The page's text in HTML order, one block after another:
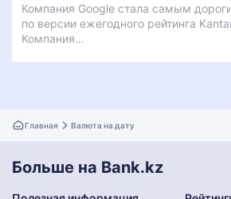
Компания Google стала самым
по версии ежегодного рейтинга
Компания…
Главная Валюта на дату
Больше на Bank.kz